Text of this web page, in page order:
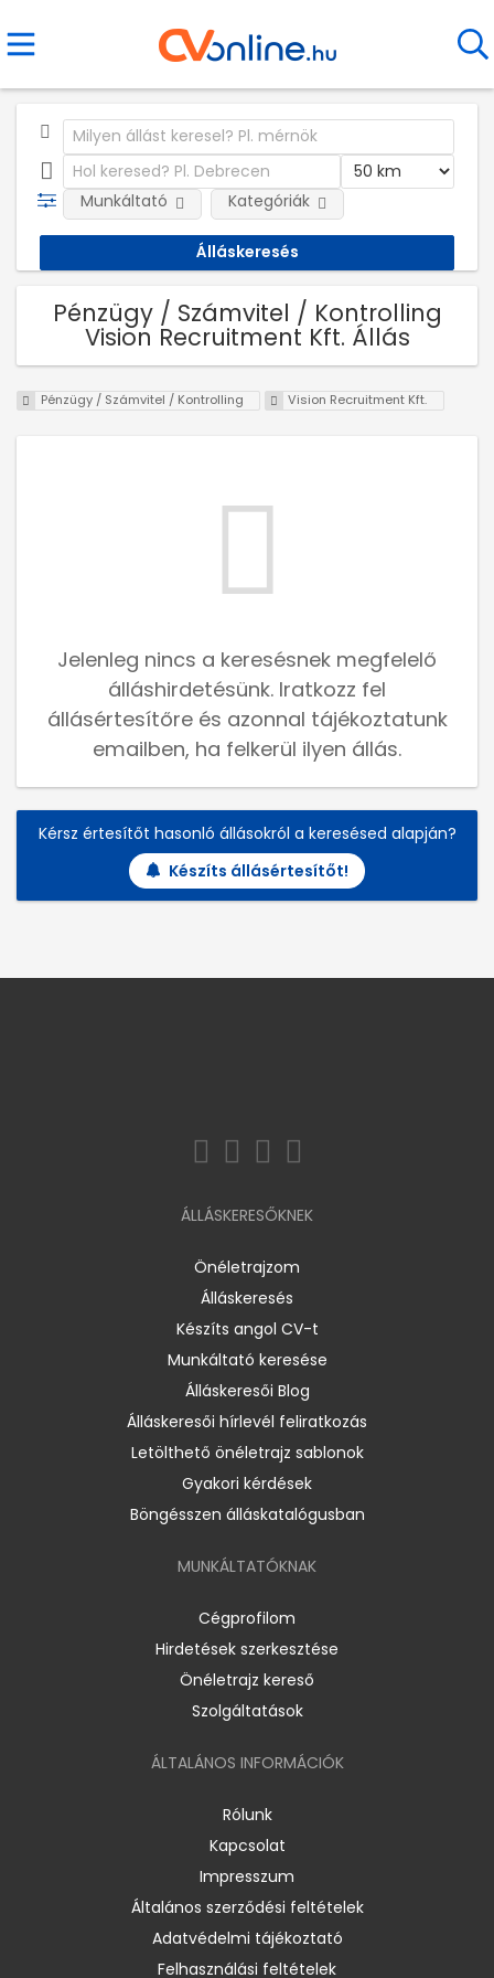
Munkáltató Kategóriák
Pénzügy / Számvitel / Kontrolling
Vision Recruitment Kft. Állás
Pénzügy / Számvitel / Kontrolling Vision Recruitment Kft.
Jelenleg nincs a keresésnek megfelelő
álláshirdetésünk. Iratkozz fel
állásértesítőre és azonnal tájékoztatunk
emailben, ha felkerül ilyen állás.
Kérsz értesítőt hasonló állásokról a keresésed alapján?
Készíts állásértesítőt!
ÁLLÁSKERESŐKNEK
Önéletrajzom
Álláskeresés
Készíts angol CV-t
Munkáltató keresése
Álláskeresői Blog
Álláskeresői hírlevél feliratkozás
Letölthető önéletrajz sablonok
Gyakori kérdések
Böngésszen álláskatalógusban
MUNKÁLTATÓKNAK
Cégprofilom
Hirdetések szerkesztése
Önéletrajz kereső
Szolgáltatások
ÁLTALÁNOS INFORMÁCIÓK
Rólunk
Kapcsolat
Impresszum
Általános szerződési feltételek
Adatvédelmi tájékoztató
Felhasználási feltételek